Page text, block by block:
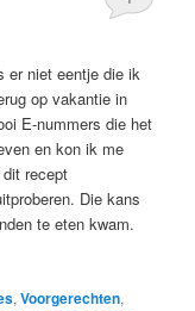
er niet eentje die ik
op vakantie in
E-nummers die het
en kon ik me
recept
Die kans
te eten kwam.
,Voorgerechten,